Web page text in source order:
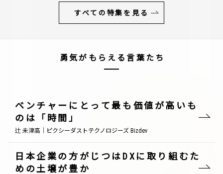
すべての特集を見る
勇気がもらえる言葉たち
ベンチャーにとって最も価値が高いも
のは「時間」
辻 未津高｜ピクシーダストテクノロジーズ Bizdev
日本企業の方がじつはDXに取り組むた
めの土壌が豊か